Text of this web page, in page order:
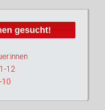
gesucht!
12
10